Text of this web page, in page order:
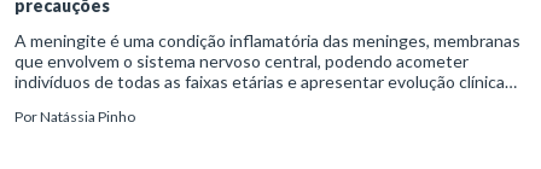
precauções
A meningite é uma condição inflamatória das meninges, membranas
que envolvem o sistema nervoso central, podendo acometer
indivíduos de todas as faixas etárias e apresentar evolução clínica
PorNatássia Pinho